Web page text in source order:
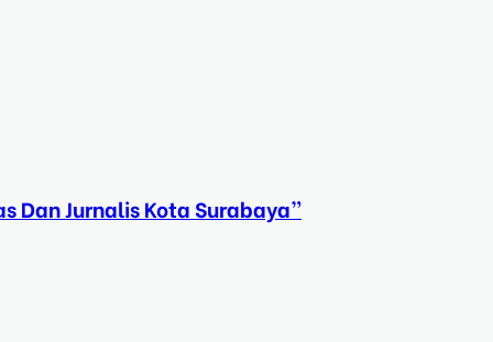
Dan Jurnalis Kota Surabaya”